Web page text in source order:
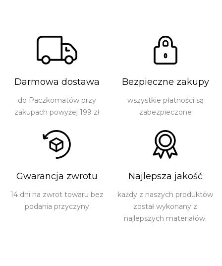
Darmowa dostawa
do Paczkomatów przy
zakupach powyżej 199 zł
Bezpieczne zakupy
wszystkie płatności są
zabezpieczone
Gwarancja zwrotu
14 dni na zwrot towaru bez
podania przyczyny
Najlepsza jakość
każdy z naszych produktów
został wykonany z
najlepszych materiałów.